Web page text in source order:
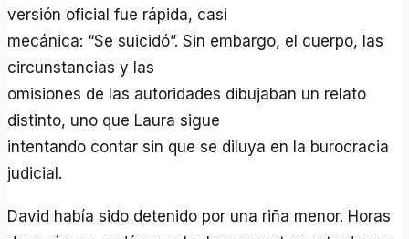
versión oficial fue rápida, casi
mecánica: “Se suicidó”. Sin embargo, el cuerpo, las
circunstancias y las
omisiones de las autoridades dibujaban un relato
distinto, uno que Laura sigue
intentando contar sin que se diluya en la burocracia
judicial.
David había sido detenido por una riña menor. Horas